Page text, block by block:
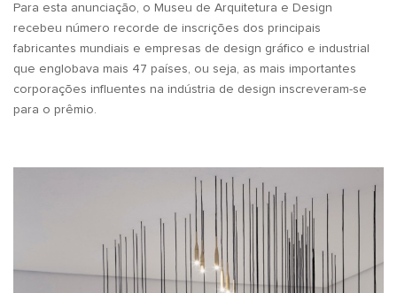
Para esta anunciação, o Museu de Arquitetura e Design
recebeu número recorde de inscrições dos principais
fabricantes mundiais e empresas de design gráfico e industrial
que englobava mais 47 países, ou seja, as mais importantes
corporações influentes na indústria de design inscreveram-se
para o prêmio.